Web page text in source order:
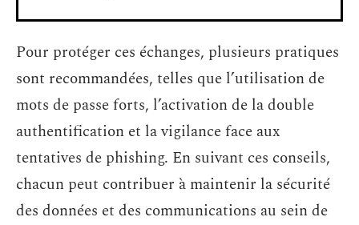
Pour protéger ces échanges, plusieurs pratiques
sont recommandées, telles que l’utilisation de
mots de passe forts, l’activation de la double
authentification et la vigilance face aux
tentatives de phishing. En suivant ces conseils,
chacun peut contribuer à maintenir la sécurité
des données et des communications au sein de